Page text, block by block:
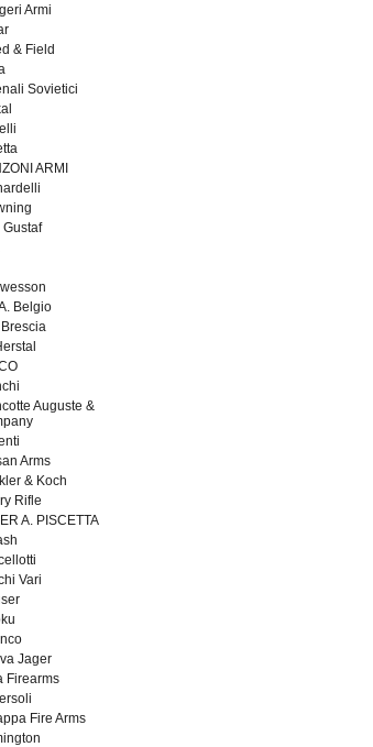
Armi
& Field
Sovietici
ARMI
Gustaf
Belgio
Brescia
Auguste &
Arms
& Koch
Rifle
A. PISCETTA
Vari
Jager
Firearms
Fire Arms